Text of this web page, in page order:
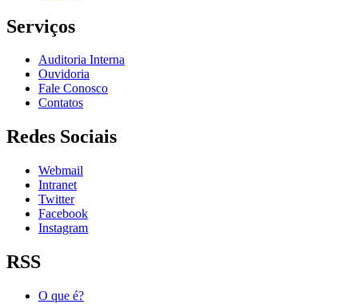
Serviços
Auditoria Interna
Ouvidoria
Fale Conosco
Contatos
Redes Sociais
Webmail
Intranet
Twitter
Facebook
Instagram
RSS
O que é?